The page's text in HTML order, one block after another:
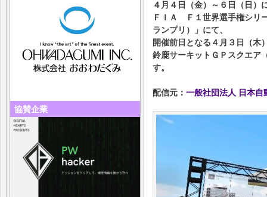
協賛企業
４月４日（金）～６日（日
ＦＩＡ Ｆ１世界選手権シリ
ランプリ）」にて、
開催前日となる４月３日（木
鈴鹿サーキットＧＰスクエア
す。
配信元： 一般社団法人 日本自